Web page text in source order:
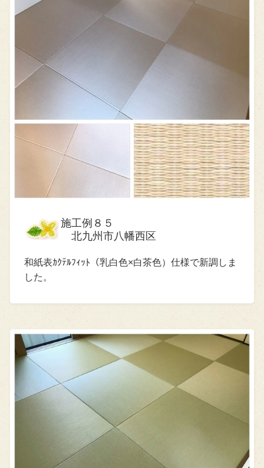
施工例８５
北九州市八幡西区
和紙表ｶｸﾃﾙﾌｨｯﾄ（乳白色×白茶色）仕様で新調しま
した。